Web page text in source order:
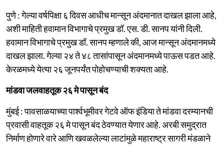
पुणे : गेल्या वर्षपिक्षा ६ दिवस आधीच मान्सून अंदमानात दाखल झाला आहे,
अशी माहिती हवामान विभागाचे प्रमुख डॉ. एस. डी. सानप यांनी दिली.
हवामान विभागाचे प्रमुख डॉ. सानप म्हणाले की, आज मान्सून अंदमानमध्ये
दाखल झाला. गेल्या २४ ते ४८ तासांपासून अंदमानमध्ये पाऊस पडत आहे.
केरळमध्ये येत्या २६ जूनपर्यंत पोहोचण्याची शक्यता आहे.
मांडवा जलवाहतूक २६ मे पासून बंद
मुंबई : पावसाळयाच्या पार्श्वभूमीवर गेटवे ऑफ इंडिया ते मांडवा दरम्यानची
प्रवासी वाहतूक २६ मे पासून बंद ठेवण्यात येणार आहे. अरबी समुद्रात
निर्माण होणारे वारे आणि खवळलेल्या लाटांमुळे महाराष्ट्र सागरी मंडळाने